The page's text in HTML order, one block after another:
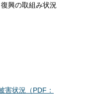
興の取組み状況
害状況（PDF：